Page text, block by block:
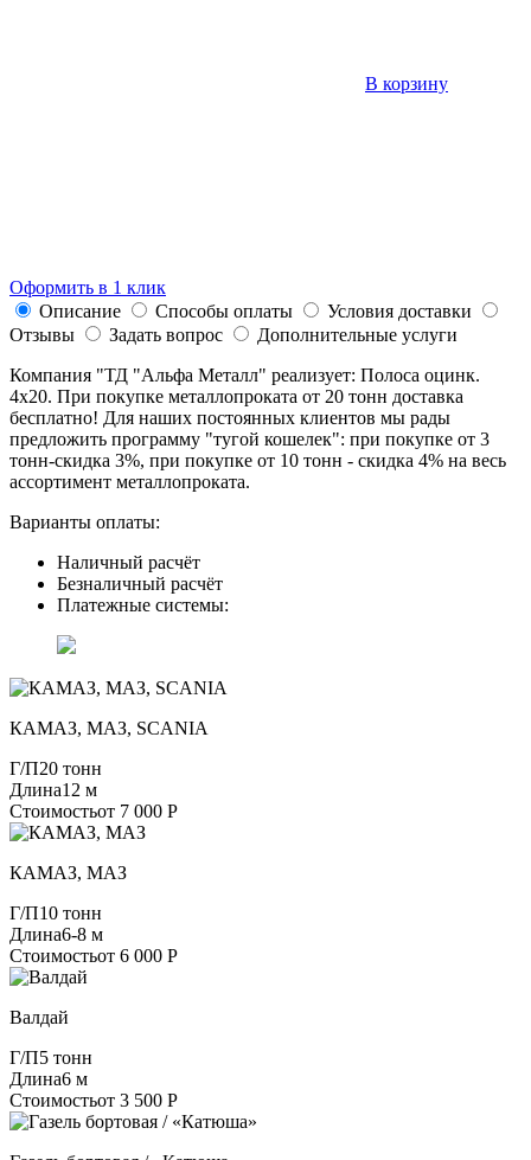
В корзину
Оформить в 1 клик
Описание
Способы оплаты
Условия доставки
Отзывы
Задать вопрос
Дополнительные услуги
Компания "ТД "Альфа Металл" реализует: Полоса оцинк.
4х20. При покупке металлопроката от 20 тонн доставка
бесплатно! Для наших постоянных клиентов мы рады
предложить программу "тугой кошелек": при покупке от 3
тонн-скидка 3%, при покупке от 10 тонн - скидка 4% на весь
ассортимент металлопроката.
Варианты оплаты:
Наличный расчёт
Безналичный расчёт
Платежные системы:
КАМАЗ, МАЗ, SCANIA
Г/П20 тонн
Длина12 м
Стоимостьот 7 000 Р
КАМАЗ, МАЗ
Г/П10 тонн
Длина6-8 м
Стоимостьот 6 000 Р
Валдай
Г/П5 тонн
Длина6 м
Стоимостьот 3 500 Р